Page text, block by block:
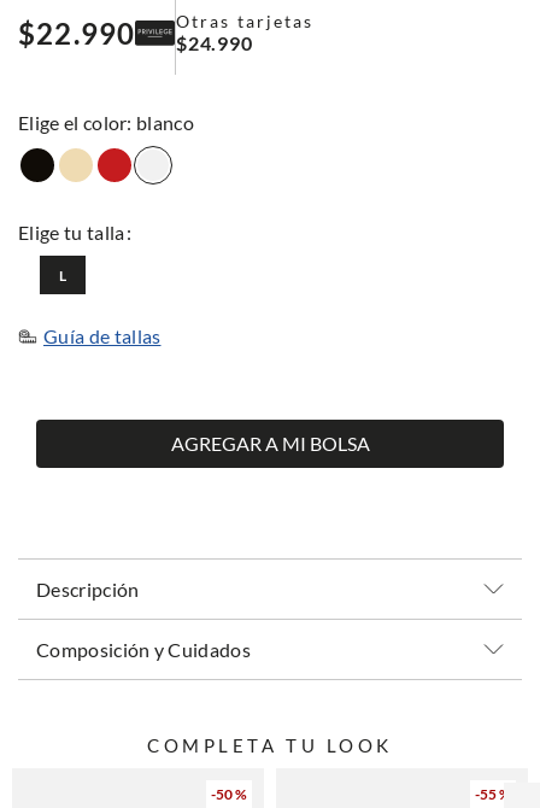
$22.990 Otras tarjetas
$24.990
: blanco
L
Guía de tallas
AGREGAR A MI BOLSA
Descripción
Composición y Cuidados
COMPLETA TU LOOK
-50 % -55 %